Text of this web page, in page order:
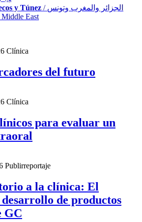
y Túnez
/ الجزائر والمغرب وتونس
Middle East
Clínica
del futuro
Clínica
para evaluar un
Publirreportaje
a la clínica: El
desarrollo de productos
GC